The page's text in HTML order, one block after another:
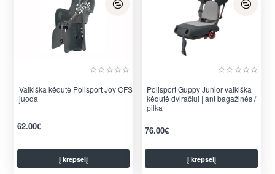
Vaikiška kėdutė Polisport Joy CFS
juoda
62.00€
Į krepšelį
Polisport Guppy Junior vaikiška
kėdutė dviračiui | ant bagažinės /
pilka
76.00€
Į krepšelį